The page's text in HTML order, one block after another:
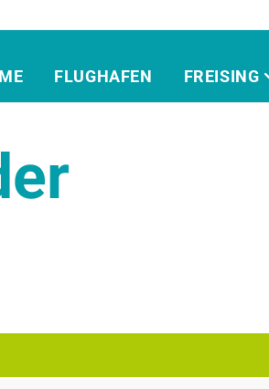
FLUGHAFEN FREISING